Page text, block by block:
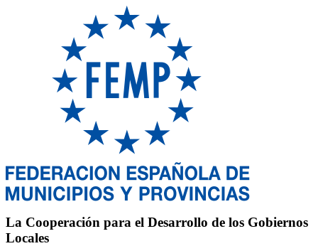
La Cooperación para el Desarrollo de los Gobiernos
Locales